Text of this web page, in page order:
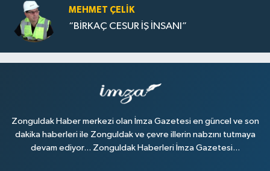
MEHMET ÇELIK
“BİRKAÇ CESUR İŞ İNSANI”
Zonguldak Haber merkezi olan İmza Gazetesi en güncel ve son
dakika haberleri ile Zonguldak ve çevre illerin nabzını tutmaya
devam ediyor... Zonguldak Haberleri İmza Gazetesi...